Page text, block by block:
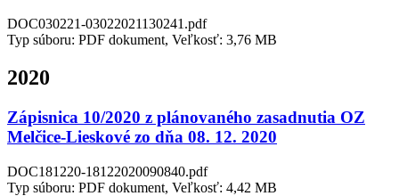
DOC030221-03022021130241.pdf
Typ súboru: PDF dokument, Veľkosť: 3,76 MB
2020
Zápisnica 10/2020 z plánovaného zasadnutia OZ
Melčice-Lieskové zo dňa 08. 12. 2020
DOC181220-18122020090840.pdf
Typ súboru: PDF dokument, Veľkosť: 4,42 MB